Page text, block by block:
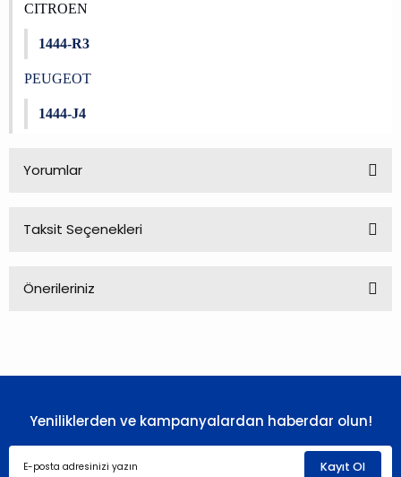
CITROEN
1444-R3
PEUGEOT
1444-J4
Yorumlar
Taksit Seçenekleri
Önerileriniz
Ürün resmi kalitesiz, bozuk veya görüntülenemiyor.
Yeniliklerden ve kampanyalardan haberdar olun!
Kayıt Ol